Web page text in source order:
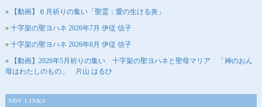
【動画】６月祈りの集い「聖霊：愛の生ける炎」
十字架の聖ヨハネ 2026年7月 伊従 信子
十字架の聖ヨハネ 2026年6月 伊従 信子
【動画】2026年5月祈りの集い 十字架の聖ヨハネと聖母マリア 「神のおん
母はわたしのもの」 片山 はるひ
NDV LINKS